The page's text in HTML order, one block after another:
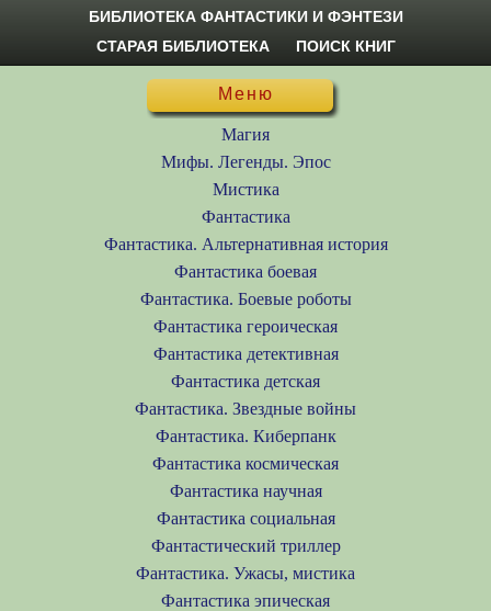
БИБЛИОТЕКА ФАНТАСТИКИ И ФЭНТЕЗИ
СТАРАЯ БИБЛИОТЕКА
ПОИСК КНИГ
Меню
Магия
Мифы. Легенды. Эпос
Мистика
Фантастика
Фантастика. Альтернативная история
Фантастика боевая
Фантастика. Боевые роботы
Фантастика героическая
Фантастика детективная
Фантастика детская
Фантастика. Звездные войны
Фантастика. Киберпанк
Фантастика космическая
Фантастика научная
Фантастика социальная
Фантастический триллер
Фантастика. Ужасы, мистика
Фантастика эпическая